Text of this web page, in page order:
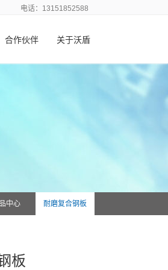
电话：13151852588
合作伙伴 关于沃盾
耐磨复合钢板
中心
板